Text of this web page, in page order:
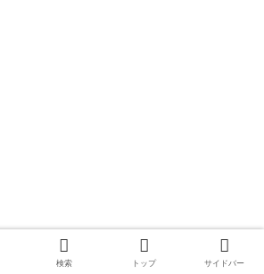
検索 トップ サイドバー